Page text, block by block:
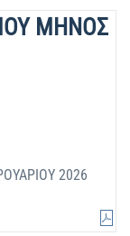
ΜΗΝΟΣ
2026